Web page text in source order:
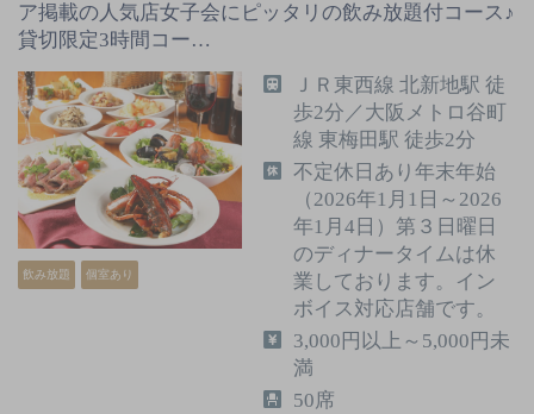
ア掲載の人気店女子会にピッタリの飲み放題付コース♪
貸切限定3時間コー…
飲み放題 個室あり
ＪＲ東西線 北新地駅 徒
歩2分／大阪メトロ谷町
線 東梅田駅 徒歩2分
不定休日あり年末年始
（2026年1月1日～2026
年1月4日）第３日曜日
のディナータイムは休
業しております。イン
ボイス対応店舗です。
3,000円以上～5,000円未
満
50席